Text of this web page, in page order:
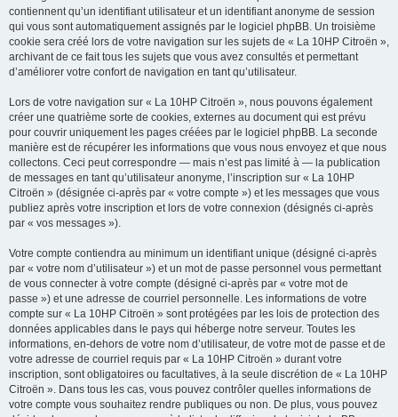
contiennent qu’un identifiant utilisateur et un identifiant anonyme de session
qui vous sont automatiquement assignés par le logiciel phpBB. Un troisième
cookie sera créé lors de votre navigation sur les sujets de « La 10HP Citroën »,
archivant de ce fait tous les sujets que vous avez consultés et permettant
d’améliorer votre confort de navigation en tant qu’utilisateur.
Lors de votre navigation sur « La 10HP Citroën », nous pouvons également
créer une quatrième sorte de cookies, externes au document qui est prévu
pour couvrir uniquement les pages créées par le logiciel phpBB. La seconde
manière est de récupérer les informations que vous nous envoyez et que nous
collectons. Ceci peut correspondre — mais n’est pas limité à — la publication
de messages en tant qu’utilisateur anonyme, l’inscription sur « La 10HP
Citroën » (désignée ci-après par « votre compte ») et les messages que vous
publiez après votre inscription et lors de votre connexion (désignés ci-après
par « vos messages »).
Votre compte contiendra au minimum un identifiant unique (désigné ci-après
par « votre nom d’utilisateur ») et un mot de passe personnel vous permettant
de vous connecter à votre compte (désigné ci-après par « votre mot de
passe ») et une adresse de courriel personnelle. Les informations de votre
compte sur « La 10HP Citroën » sont protégées par les lois de protection des
données applicables dans le pays qui héberge notre serveur. Toutes les
informations, en-dehors de votre nom d’utilisateur, de votre mot de passe et de
votre adresse de courriel requis par « La 10HP Citroën » durant votre
inscription, sont obligatoires ou facultatives, à la seule discrétion de « La 10HP
Citroën ». Dans tous les cas, vous pouvez contrôler quelles informations de
votre compte vous souhaitez rendre publiques ou non. De plus, vous pouvez